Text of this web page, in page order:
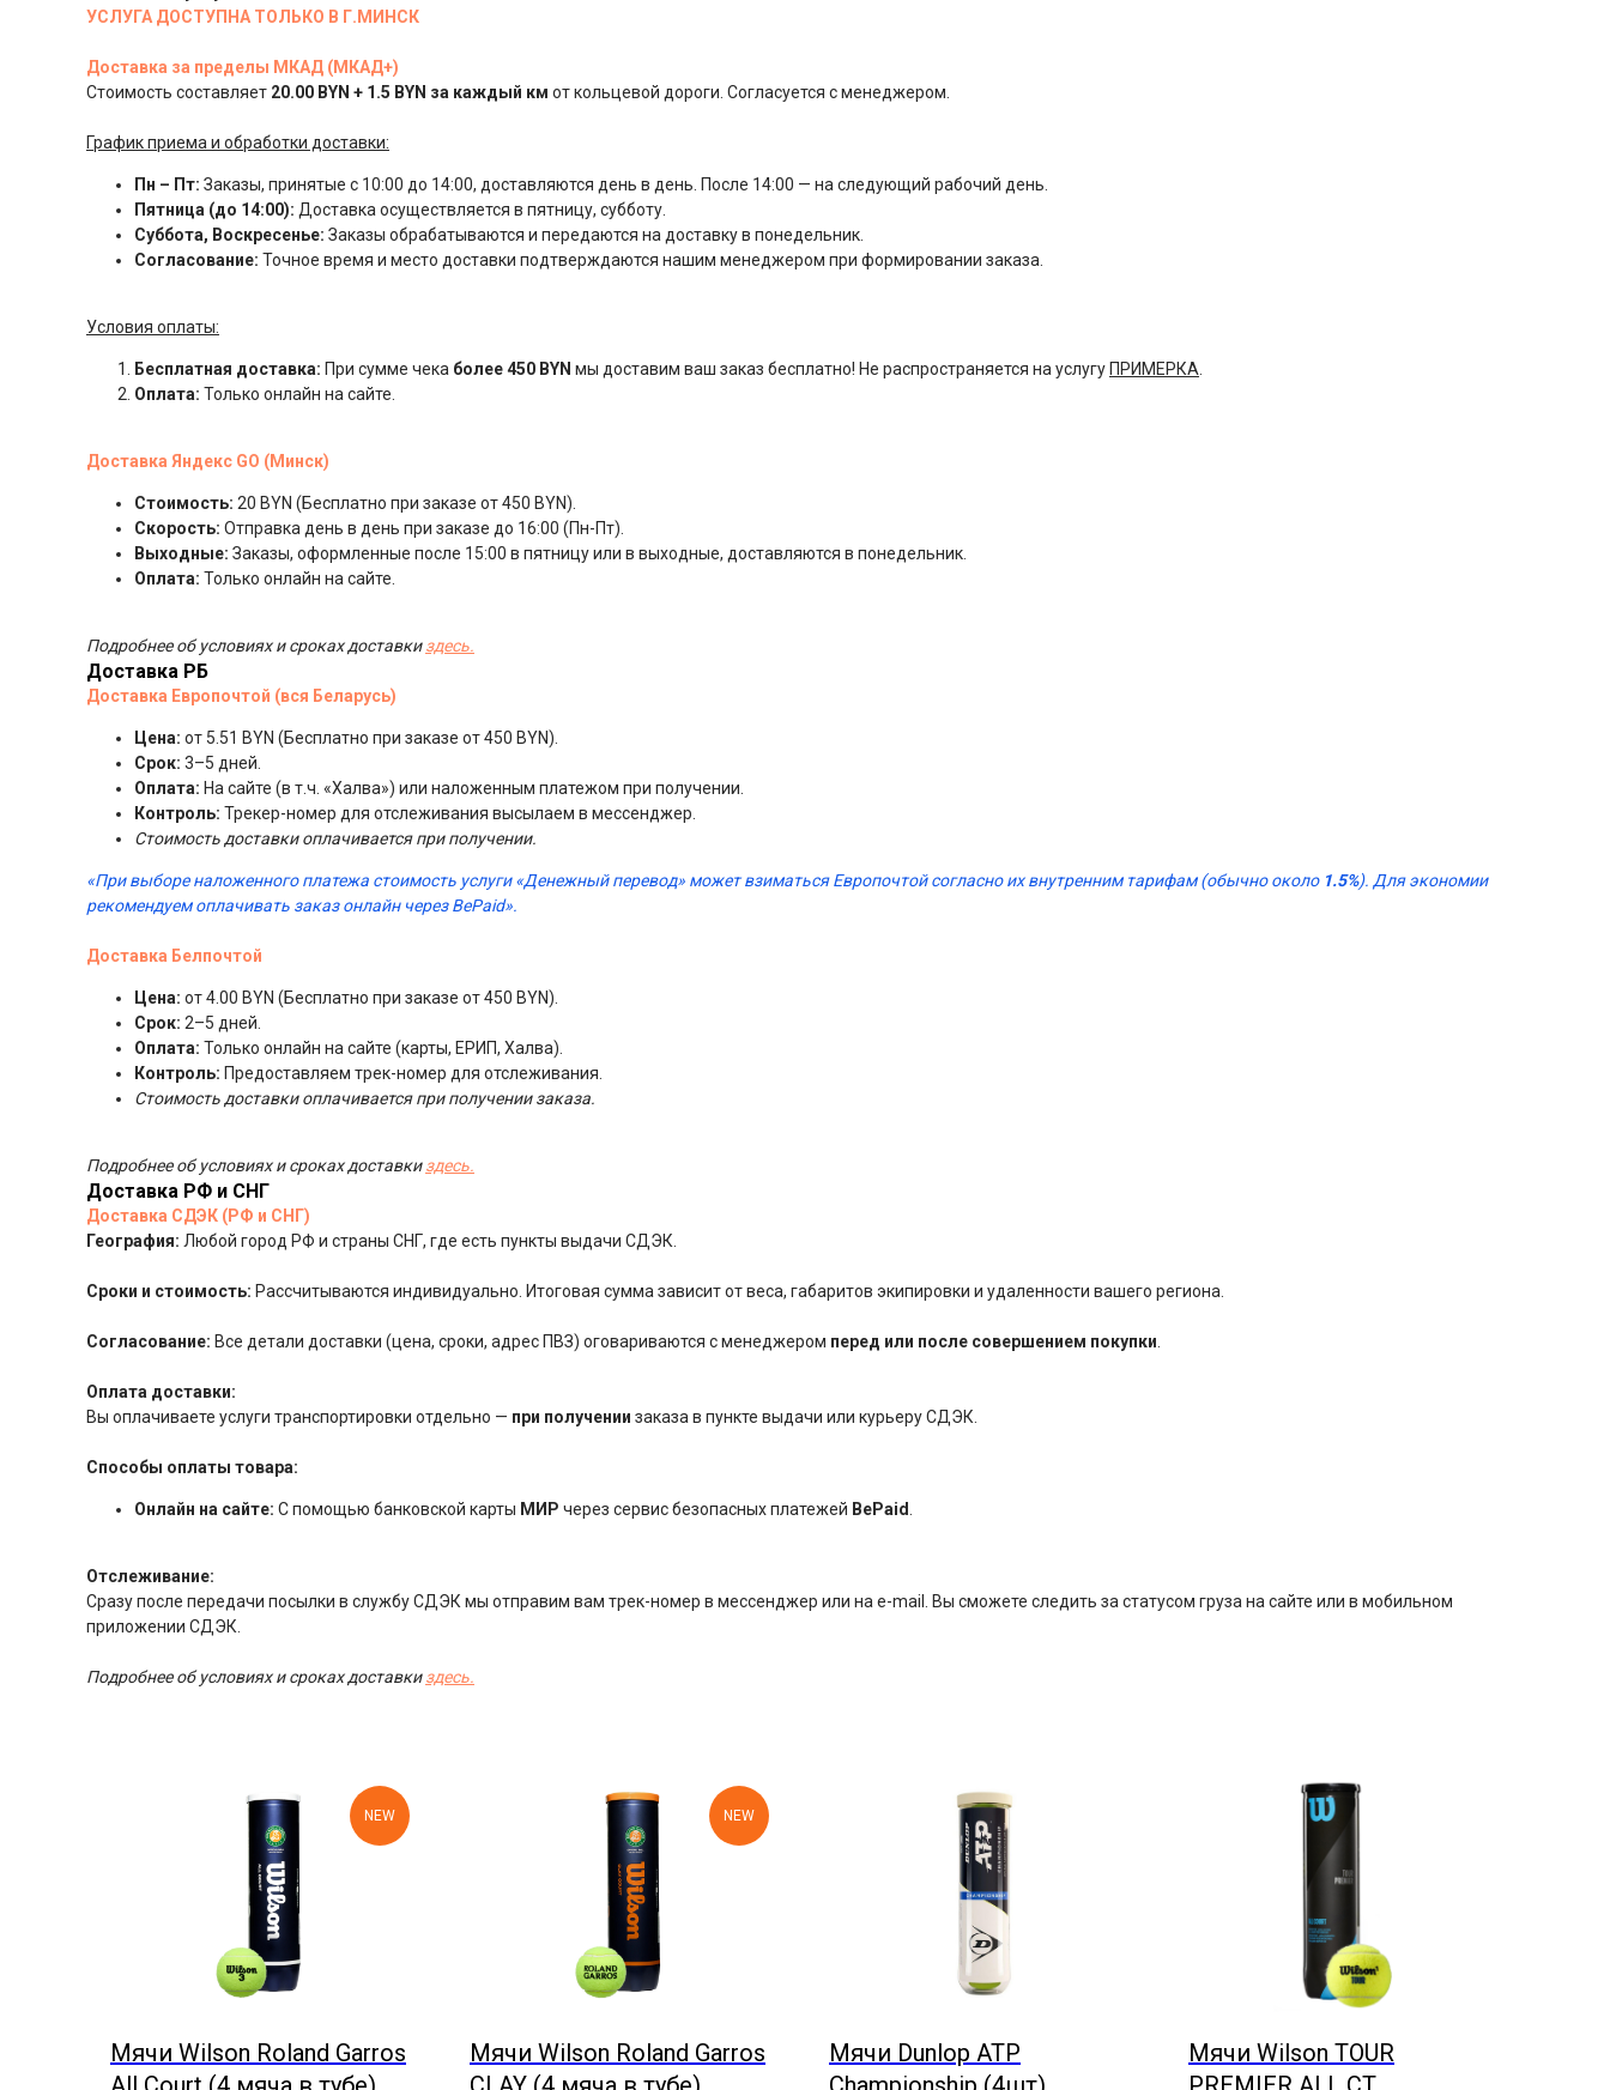
УСЛУГА ДОСТУПНА ТОЛЬКО В Г.МИНСК
Доставка за пределы МКАД (МКАД+)
Стоимость составляет 20.00 BYN + 1.5 BYN за каждый км от кольцевой дороги. Согласуется с менеджером.
График приема и обработки доставки:
Пн – Пт: Заказы, принятые с 10:00 до 14:00, доставляются день в день. После 14:00 — на следующий рабочий день.
Пятница (до 14:00): Доставка осуществляется в пятницу, субботу.
Суббота, Воскресенье: Заказы обрабатываются и передаются на доставку в понедельник.
Согласование: Точное время и место доставки подтверждаются нашим менеджером при формировании заказа.
Условия оплаты:
Бесплатная доставка: При сумме чека более 450 BYN мы доставим ваш заказ бесплатно! Не распространяется на услугу ПРИМЕРКА.
Оплата: Только онлайн на сайте.
Доставка Яндекс GO (Минск)
Стоимость: 20 BYN (Бесплатно при заказе от 450 BYN).
Скорость: Отправка день в день при заказе до 16:00 (Пн-Пт).
Выходные: Заказы, оформленные после 15:00 в пятницу или в выходные, доставляются в понедельник.
Оплата: Только онлайн на сайте.
Подробнее об условиях и сроках доставкиздесь.
Доставка РБ
Доставка Европочтой (вся Беларусь)
Цена: от 5.51 BYN (Бесплатно при заказе от 450 BYN).
Срок: 3–5 дней.
Оплата: На сайте (в т.ч. «Халва») или наложенным платежом при получении.
Контроль: Трекер-номер для отслеживания высылаем в мессенджер.
Стоимость доставки оплачивается при получении.
«При выборе наложенного платежа стоимость услуги «Денежный перевод» может взиматься Европочтой согласно их внутренним тарифам (обычно около 1.5%). Для экономии
рекомендуем оплачивать заказ онлайн через BePaid».
Доставка Белпочтой
Цена: от 4.00 BYN (Бесплатно при заказе от 450 BYN).
Срок: 2–5 дней.
Оплата: Только онлайн на сайте (карты, ЕРИП, Халва).
Контроль: Предоставляем трек-номер для отслеживания.
Стоимость доставки оплачивается при получении заказа.
Подробнее об условиях и сроках доставкиздесь.
Доставка РФ и СНГ
Доставка СДЭК (РФ и СНГ)
География: Любой город РФ и страны СНГ, где есть пункты выдачи СДЭК.
Сроки и стоимость: Рассчитываются индивидуально. Итоговая сумма зависит от веса, габаритов экипировки и удаленности вашего региона.
Согласование: Все детали доставки (цена, сроки, адрес ПВЗ) оговариваются с менеджером перед или после совершением покупки.
Оплата доставки:
Вы оплачиваете услуги транспортировки отдельно — при получении заказа в пункте выдачи или курьеру СДЭК.
Способы оплаты товара:
Онлайн на сайте: С помощью банковской карты МИР через сервис безопасных платежей BePaid.
Отслеживание:
Сразу после передачи посылки в службу СДЭК мы отправим вам трек-номер в мессенджер или на e-mail. Вы сможете следить за статусом груза на сайте или в мобильном
приложении СДЭК.
Подробнее об условиях и сроках доставкиздесь.
NEW
Мячи Wilson Roland Garros
NEW
Мячи Wilson Roland Garros
Мячи Dunlop ATP
Мячи Wilson TOUR